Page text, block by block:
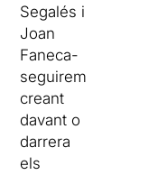
Segalés i
Joan
Faneca-
seguirem
creant
davant o
darrera
els